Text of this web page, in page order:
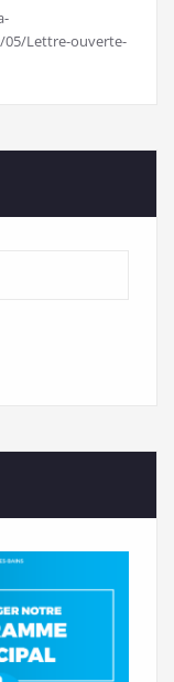
05/Lettre-ouverte-